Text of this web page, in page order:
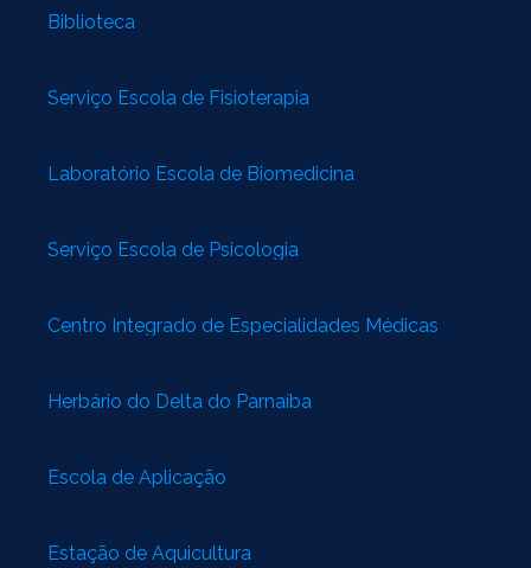
Biblioteca
Serviço Escola de Fisioterapia
Laboratório Escola de Biomedicina
Serviço Escola de Psicologia
Centro Integrado de Especialidades Médicas
Herbário do Delta do Parnaíba
Escola de Aplicação
Estação de Aquicultura